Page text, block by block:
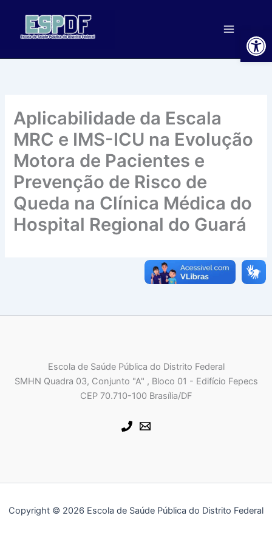
Aplicabilidade da Escala
MRC e IMS-ICU na Evolução
Motora de Pacientes e
Prevenção de Risco de
Queda na Clínica Médica do
Hospital Regional do Guará
Escola de Saúde Pública do Distrito Federal
SMHN Quadra 03, Conjunto "A" , Bloco 01 - Edifício Fepecs
CEP 70.710-100 Brasília/DF
Copyright © 2026 Escola de Saúde Pública do Distrito Federal